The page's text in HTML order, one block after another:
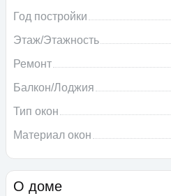
Год постройки
Этаж/Этажность
Ремонт
Балкон/Лоджия
Тип окон
Материал окон
О доме